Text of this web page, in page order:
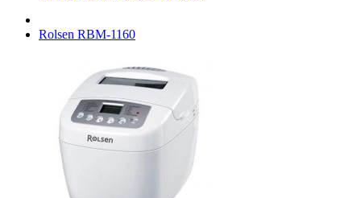
Rolsen RBM-1160